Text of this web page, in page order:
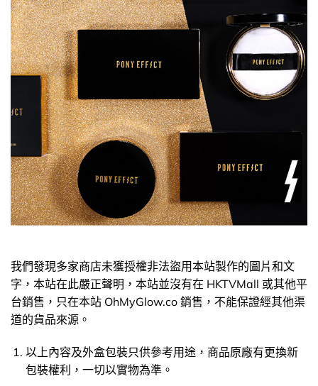
我們發現多家商店未獲授權非法盜用本站製作的圖片和文
字，本站在此嚴正聲明，本站並沒有在 HKTVMall 或其他平
台銷售，只在本站 OhMyGlow.co 銷售，不能保證經其他渠
道的貨品來源。
以上內容及外盒包裝只供參考用途，商品原廠有更換新
包裝權利，一切以實物為準。